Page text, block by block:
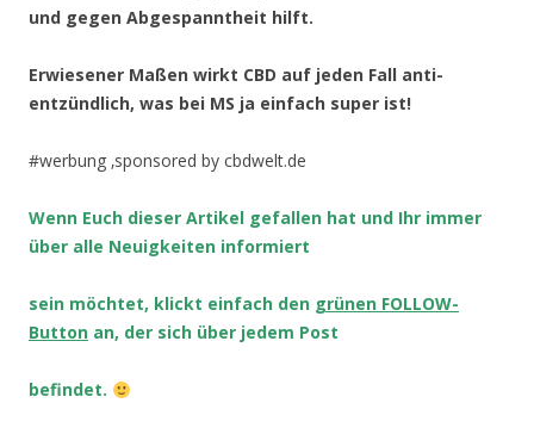
und gegen Abgespanntheit hilft.
Erwiesener Maßen wirkt CBD auf jeden Fall anti-
entzündlich, was bei MS ja einfach super ist!
#werbung ‚sponsored by cbdwelt.de
Wenn Euch dieser Artikel gefallen hat und Ihr immer
über alle Neuigkeiten informiert
sein möchtet, klickt einfach den grünen FOLLOW-
Button an, der sich über jedem Post
befindet.